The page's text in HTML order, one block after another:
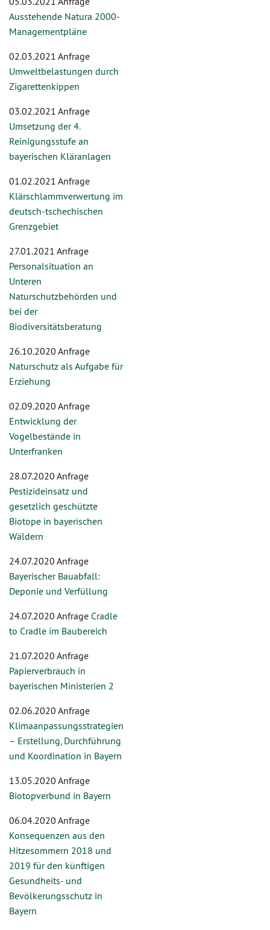
Ausstehende Natura 2000-
Managementpläne
02.03.2021 Anfrage
Umweltbelastungen durch
Zigarettenkippen
03.02.2021 Anfrage
Umsetzung der 4.
Reinigungsstufe an
bayerischen Kläranlagen
01.02.2021 Anfrage
Klärschlammverwertung im
deutsch-tschechischen
Grenzgebiet
27.01.2021 Anfrage
Personalsituation an
Unteren
Naturschutzbehörden und
bei der
Biodiversitätsberatung
26.10.2020 Anfrage
Naturschutz als Aufgabe für
Erziehung
02.09.2020 Anfrage
Entwicklung der
Vogelbestände in
Unterfranken
28.07.2020 Anfrage
Pestizideinsatz und
gesetzlich geschützte
Biotope in bayerischen
Wäldern
24.07.2020 Anfrage
Bayerischer Bauabfall:
Deponie und Verfüllung
24.07.2020 Anfrage Cradle
to Cradle im Baubereich
21.07.2020 Anfrage
Papierverbrauch in
bayerischen Ministerien 2
02.06.2020 Anfrage
Klimaanpassungsstrategien
– Erstellung, Durchführung
und Koordination in Bayern
13.05.2020 Anfrage
Biotopverbund in Bayern
06.04.2020 Anfrage
Konsequenzen aus den
Hitzesommern 2018 und
2019 für den künftigen
Gesundheits- und
Bevölkerungsschutz in
Bayern